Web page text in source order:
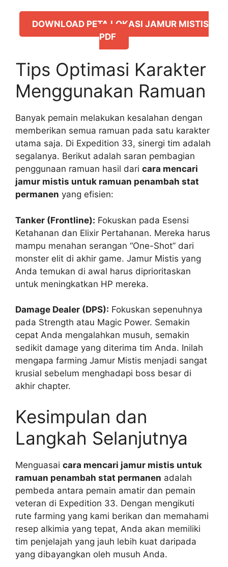
DOWNLOAD PETA LOKASI JAMUR MISTIS
PDF
Tips Optimasi Karakter
Menggunakan Ramuan
Banyak pemain melakukan kesalahan dengan
memberikan semua ramuan pada satu karakter
utama saja. Di Expedition 33, sinergi tim adalah
segalanya. Berikut adalah saran pembagian
penggunaan ramuan hasil dari cara mencari
jamur mistis untuk ramuan penambah stat
permanen yang efisien:
Tanker (Frontline): Fokuskan pada Esensi
Ketahanan dan Elixir Pertahanan. Mereka harus
mampu menahan serangan “One-Shot” dari
monster elit di akhir game. Jamur Mistis yang
Anda temukan di awal harus diprioritaskan
untuk meningkatkan HP mereka.
Damage Dealer (DPS): Fokuskan sepenuhnya
pada Strength atau Magic Power. Semakin
cepat Anda mengalahkan musuh, semakin
sedikit damage yang diterima tim Anda. Inilah
mengapa farming Jamur Mistis menjadi sangat
krusial sebelum menghadapi boss besar di
akhir chapter.
Kesimpulan dan
Langkah Selanjutnya
Menguasai cara mencari jamur mistis untuk
ramuan penambah stat permanen adalah
pembeda antara pemain amatir dan pemain
veteran di Expedition 33. Dengan mengikuti
rute farming yang kami berikan dan memahami
resep alkimia yang tepat, Anda akan memiliki
tim penjelajah yang jauh lebih kuat daripada
yang dibayangkan oleh musuh Anda.